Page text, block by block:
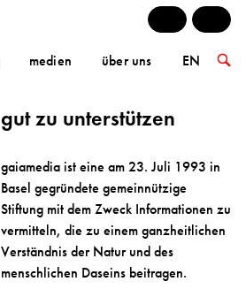
medien über uns EN
OPEN
gut zu unterstützen
gaiamedia ist eine am 23. Juli 1993 in
Basel gegründete gemeinnützige
Stiftung mit dem Zweck Informationen zu
vermitteln, die zu einem ganzheitlichen
Verständnis der Natur und des
menschlichen Daseins beitragen.